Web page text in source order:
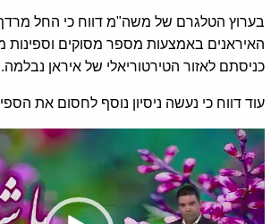
בערוץ הטלגרם של משה"מ דווח כי החל
האיראנים באמצעות מספר מסוקים
כניסתם לאזור הטירטוריאלי של איראן נבלמה.
עוד דווח כי נעשה ניסיון נוסף לחסום את
נגן
וידאו